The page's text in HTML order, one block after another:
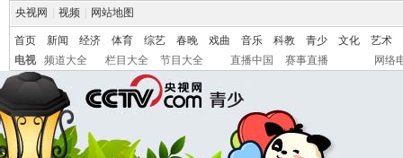
央视网 视频 网站地图
首页 新闻 经济 体育 综艺 春晚 戏曲 音乐 科教 青少 文化
艺术
电视
频道大全 栏目大全 节目大全 直播中国 赛事直播 网络